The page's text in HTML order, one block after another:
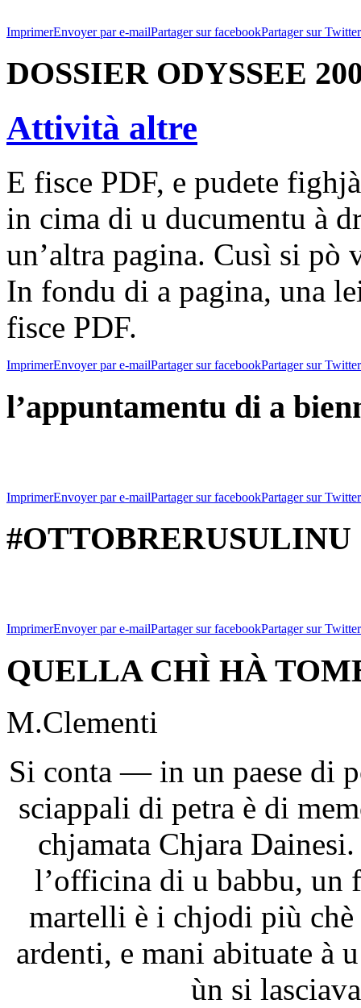
ImprimerEnvoyer par e-mailPartager sur facebookPartager sur Twitter
DOSSIER ODYSSEE
Attività altre
E fisce PDF, e pudete
in cima di u ducumentu à
un’altra pagina. Cusì si pò
In fondu di a pagina, una
fisce PDF.
ImprimerEnvoyer par e-mailPartager sur facebookPartager sur Twitter
l’appuntamentu di a
ImprimerEnvoyer par e-mailPartager sur facebookPartager sur Twitter
#OTTOBRERUSULINU
ImprimerEnvoyer par e-mailPartager sur facebookPartager sur Twitter
QUELLA CHÌ HÀ
M.Clementi
Si conta — in un paese di
sciappali di petra è di
chjamata Chjara
l’officina di u babbu, un
martelli è i chjodi più
ardenti, e mani abituate à
ùn si